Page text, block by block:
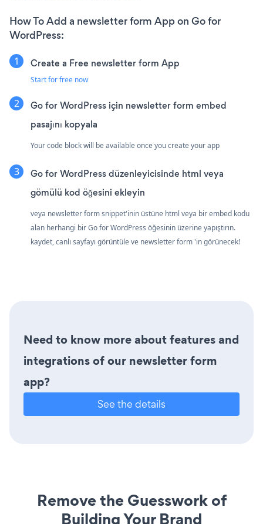
How To Add a newsletter form App on Go for
WordPress:
Create a Free newsletter form App
Start for free now
Go for WordPress için newsletter form embed
pasajını kopyala
Your code block will be available once you create your app
Go for WordPress düzenleyicisinde html veya
gömülü kod öğesini ekleyin
veya newsletter form snippet'inin üstüne html veya bir embed kodu
alan herhangi bir Go for WordPress öğesinin üzerine yapıştırın.
kaydet, canlı sayfayı görüntüle ve newsletter form 'in görünecek!
Need to know more about features and
integrations of our newsletter form
app?
See the details
Remove the Guesswork of
Building Your Brand